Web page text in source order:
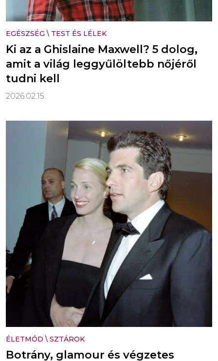
EGÉSZSÉG \ TEST ÉS LÉLEK
Ki az a Ghislaine Maxwell? 5 dolog,
amit a világ leggyűlöltebb nőjéről
tudni kell
2026.02.15.
ÉLETMÓD \ SZTÁROK
Botrány, glamour és végzetes